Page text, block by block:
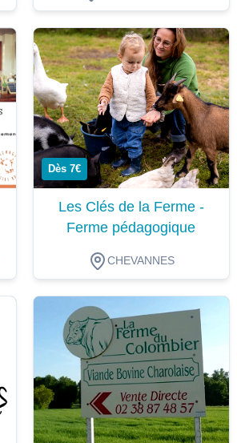
Dégustation
Dès 7€
Les Clés de la Ferme -
Ferme pédagogique
CHEVANNES
Dégustation